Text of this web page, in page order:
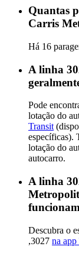
Quantas
Carris
Há 16
A linha
Pode
lotação do
Transit
específicas).
lotação do
autocarro.
A linha
Descubra o
,3027 na